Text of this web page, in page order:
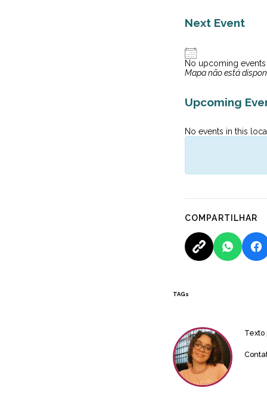
Next Event
No upcoming events
Mapa não está
Upcoming
No events in this
COMPARTILHAR
TAGs
Texto